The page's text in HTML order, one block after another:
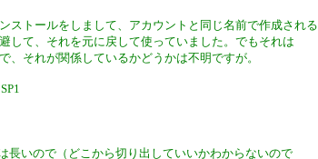
トールをしまして、アカウントと同じ名前で作成される
して、それを元に戻して使っていました。でもそれは
、それが関係しているかどうかは不明ですが。
いので（どこから切り出していいかわからないので